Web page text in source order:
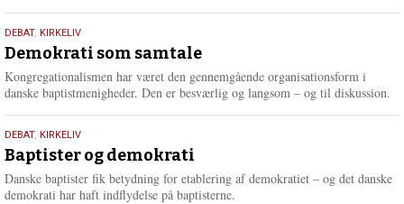
18.
maj
2026
DEBAT, KIRKELIV
Demokrati som samtale
Kongregationalismen har været den gennemgående organisationsform i
danske baptistmenigheder. Den er besværlig og langsom – og til diskussion.
18.
maj
2026
DEBAT, KIRKELIV
Baptister og demokrati
Danske baptister fik betydning for etablering af demokratiet – og det danske
demokrati har haft indflydelse på baptisterne.